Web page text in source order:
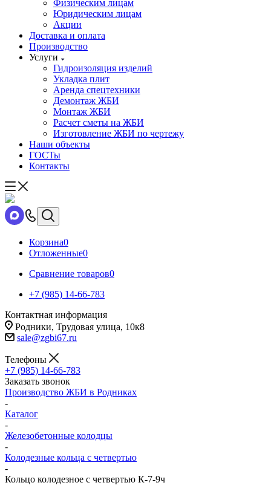
Физическим лицам
Юридическим лицам
Акции
Доставка и оплата
Производство
Услуги
Гидроизоляция изделий
Укладка плит
Аренда спецтехники
Демонтаж ЖБИ
Монтаж ЖБИ
Расчет сметы на ЖБИ
Изготовление ЖБИ по чертежу
Наши объекты
ГОСТы
Контакты
Корзина0
Отложенные0
Сравнение товаров0
+7 (985) 14-66-783
Контактная информация
Родники, Трудовая улица, 10к8
sale@zgbi67.ru
Телефоны
+7 (985) 14-66-783
Заказать звонок
Производство ЖБИ в Родниках
-
Каталог
-
Железобетонные колодцы
-
Колодезные кольца с четвертью
-
Кольцо колодезное с четвертью К-7-9ч